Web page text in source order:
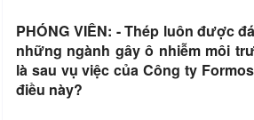
PHÓNG VIÊN: - Thép luôn được
những ngành gây ô nhiễm môi
là sau vụ việc của Công ty
điều này?